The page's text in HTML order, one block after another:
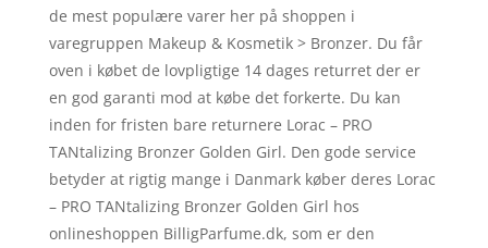
de mest populære varer her på shoppen i
varegruppen Makeup & Kosmetik > Bronzer. Du får
oven i købet de lovpligtige 14 dages returret der er
en god garanti mod at købe det forkerte. Du kan
inden for fristen bare returnere Lorac – PRO
TANtalizing Bronzer Golden Girl. Den gode service
betyder at rigtig mange i Danmark køber deres Lorac
– PRO TANtalizing Bronzer Golden Girl hos
onlineshoppen BilligParfume.dk, som er den